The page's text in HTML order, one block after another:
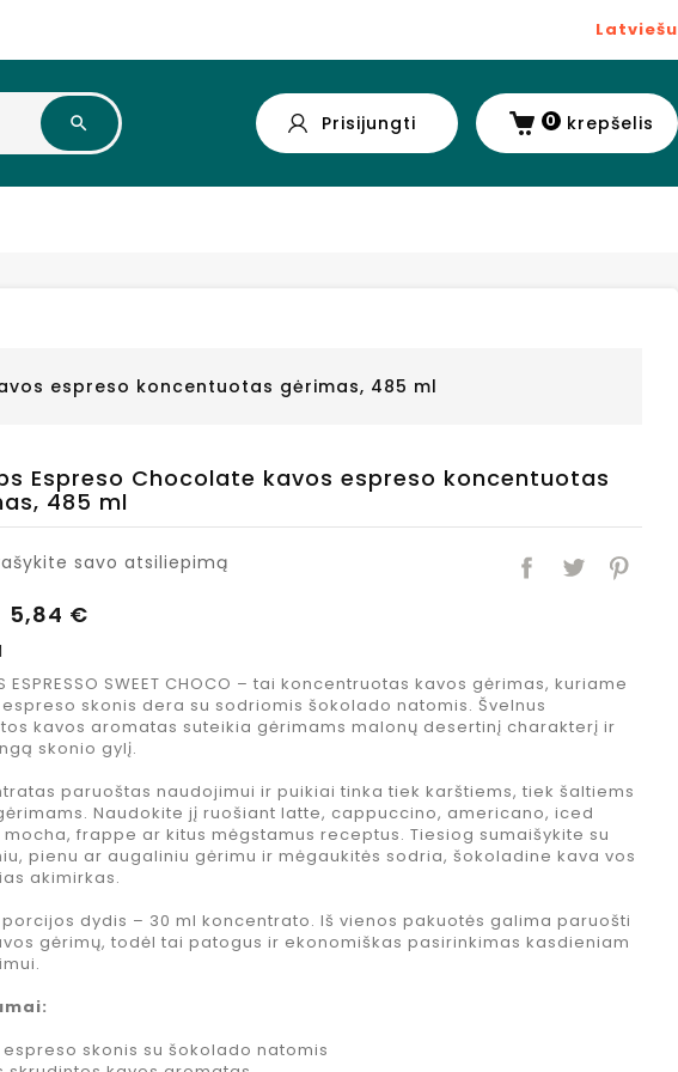
Latviešu
krepšelis
0
Prisijungti
espreso koncentuotas gėrimas, 485 ml
Espreso Chocolate kavos espreso koncentuotas
485 ml
savo atsiliepimą
5,84 €
ESPRESSO SWEET CHOCO – tai koncentruotas kavos gėrimas, kuriame
skonis dera su sodriomis šokolado natomis. Švelnus
kavos aromatas suteikia gėrimams malonų desertinį charakterį ir
skonio gylį.
paruoštas naudojimui ir puikiai tinka tiek karštiems, tiek šaltiems
Naudokite jį ruošiant latte, cappuccino, americano, iced
frappe ar kitus mėgstamus receptus. Tiesiog sumaišykite su
pienu ar augaliniu gėrimu ir mėgaukitės sodria, šokoladine kava vos
akimirkas.
dydis – 30 ml koncentrato. Iš vienos pakuotės galima paruošti
gėrimų, todėl tai patogus ir ekonomiškas pasirinkimas kasdieniam
espreso skonis su šokolado natomis